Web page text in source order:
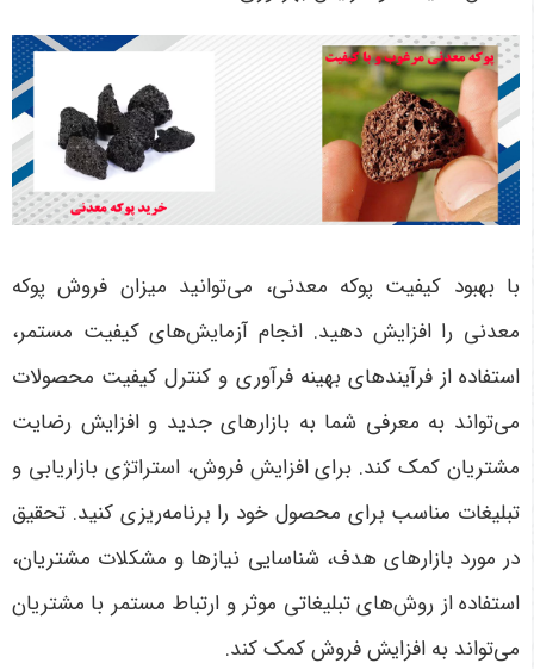
با بهبود کیفیت پوکه معدنی، می‌توانید میزان فروش پوکه
معدنی را افزایش دهید. انجام آزمایش‌های کیفیت مستمر،
استفاده از فرآیندهای بهینه فرآوری و کنترل کیفیت محصولات
می‌تواند به معرفی شما به بازارهای جدید و افزایش رضایت
مشتریان کمک کند. برای افزایش فروش، استراتژی بازاریابی و
تبلیغات مناسب برای محصول خود را برنامه‌ریزی کنید. تحقیق
در مورد بازارهای هدف، شناسایی نیازها و مشکلات مشتریان،
استفاده از روش‌های تبلیغاتی موثر و ارتباط مستمر با مشتریان
می‌تواند به افزایش فروش کمک کند.